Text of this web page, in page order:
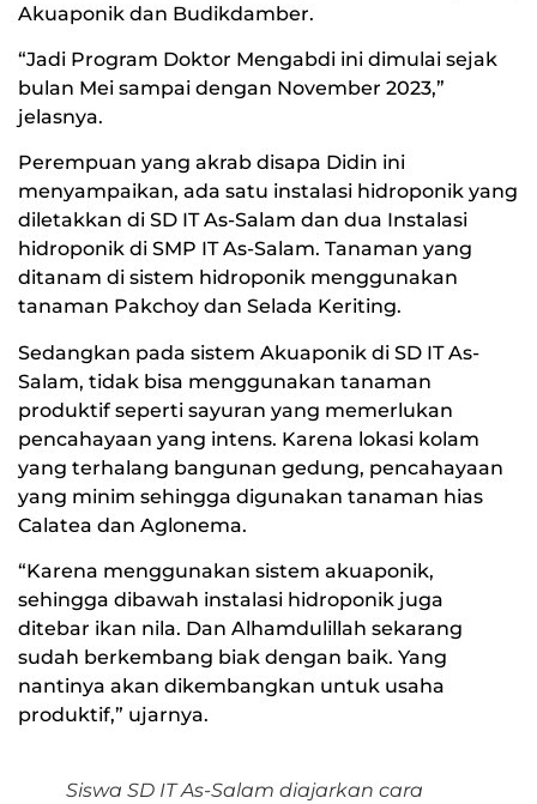
Akuaponik dan Budikdamber.
“Jadi Program Doktor Mengabdi ini dimulai sejak
bulan Mei sampai dengan November 2023,”
jelasnya.
Perempuan yang akrab disapa Didin ini
menyampaikan, ada satu instalasi hidroponik yang
diletakkan di SD IT As-Salam dan dua Instalasi
hidroponik di SMP IT As-Salam. Tanaman yang
ditanam di sistem hidroponik menggunakan
tanaman Pakchoy dan Selada Keriting.
Sedangkan pada sistem Akuaponik di SD IT As-
Salam, tidak bisa menggunakan tanaman
produktif seperti sayuran yang memerlukan
pencahayaan yang intens. Karena lokasi kolam
yang terhalang bangunan gedung, pencahayaan
yang minim sehingga digunakan tanaman hias
Calatea dan Aglonema.
“Karena menggunakan sistem akuaponik,
sehingga dibawah instalasi hidroponik juga
ditebar ikan nila. Dan Alhamdulillah sekarang
sudah berkembang biak dengan baik. Yang
nantinya akan dikembangkan untuk usaha
produktif,” ujarnya.
Siswa SD IT As-Salam diajarkan cara